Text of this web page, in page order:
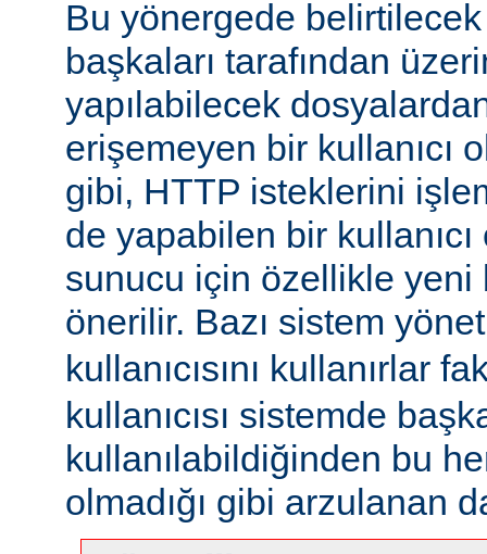
Bu yönergede belirtilecek
başkaları tarafından
yapılabilecek
erişemeyen bir kullanıcı
gibi, HTTP isteklerini
de yapabilen bir kullanıcı
sunucu için özellikle yeni
önerilir. Bazı sistem
kullanıcısını kullanırlar
kullanıcısı sistemde
kullanılabildiğinden bu
olmadığı gibi arzulanan